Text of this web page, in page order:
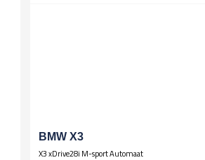
BMW X3
X3 xDrive28i M-sport Automaat